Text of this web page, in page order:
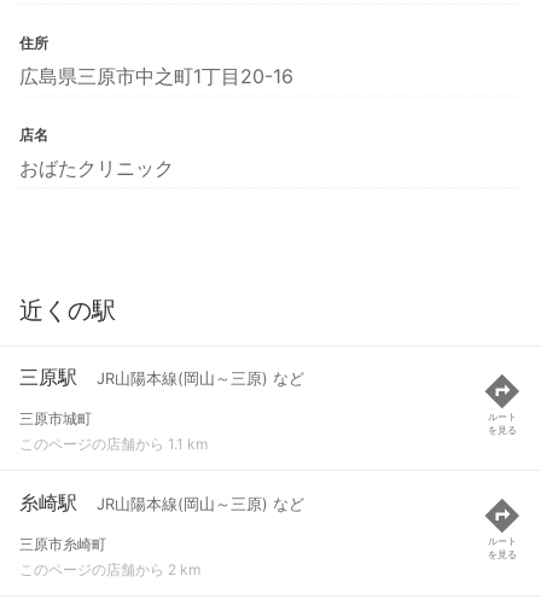
住所
広島県三原市中之町1丁目20-16
店名
おばたクリニック
近くの駅
三原駅 JR山陽本線(岡山～三原) など
三原市城町
このページの店舗から 1.1 km
ルート
を見る
糸崎駅 JR山陽本線(岡山～三原) など
三原市糸崎町
このページの店舗から 2 km
ルート
を見る